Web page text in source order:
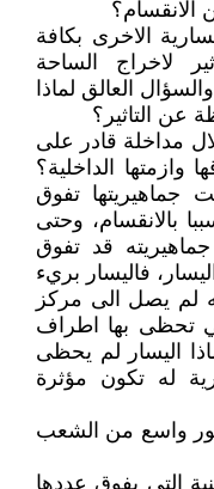
الانقسام؟
الاخرى بكافة
لاخراج الساحة
العالق لماذا
عن التاثير؟
مداخلة قادر على
وازمتها الداخلية؟
جماهيريتها تفوق
بالانقسام، وحتى
قد تفوق
فاليسار بريء
لم يصل الى مركز
تحظى بها اطراف
اليسار لم يحظى
له تكون مؤثرة
واسع من الشعب
التي يفوق عددها